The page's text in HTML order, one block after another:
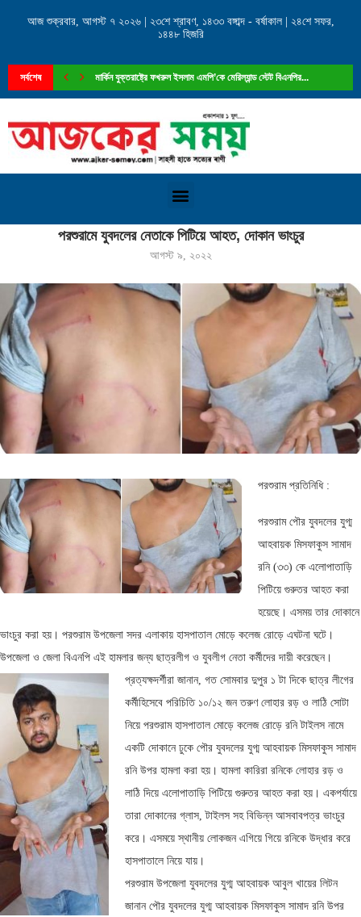
আজ শুক্রবার, আগস্ট ৭ ২০২৬ | ২৩শে শ্রাবণ, ১৪৩৩ বঙ্গাব্দ - বর্ষাকাল | ২৪শে সফর,
১৪৪৮ হিজরি
সর্বশেষ মার্কিন যুক্তরাষ্ট্রে ফখরুল ইসলাম এমপি’কে মেরিল্যান্ড স্টেট বিএনপির...
পরশুরামে যুবদলের নেতাকে পিটিয়ে আহত, দোকান ভাংচুর
পরশুরামে যুবদলের নেতাকে পিটিয়ে আহত, দোকান ভাংচুর
আগস্ট ৯, ২০২২
পরশুরাম প্রতিনিধি :
পরশুরাম পৌর যুবদলের যুগ্ম
আহবায়ক মিসফাকুস সামাদ
রনি (৩৩) কে এলোপাতাড়ি
পিটিয়ে গুরুতর আহত করা
হয়েছে। এসময় তার দোকানে
ভাংচুর করা হয়। পরশুরাম উপজেলা সদর এলাকায় হাসপাতাল মোড়ে কলেজ রোড়ে এঘটনা ঘটে।
উপজেলা ও জেলা বিএনপি এই হামলার জন্য ছাত্রলীগ ও যুবলীগ নেতা কর্মীদের দায়ী করেছেন।
প্রত্যক্ষদর্শীরা জানান, গত সোমবার দুপুর ১ টা দিকে ছাত্র লীগের
কর্মীহিসেবে পরিচিতি ১০/১২ জন তরুণ লোহার রড় ও লাঠি সোটা
নিয়ে পরশুরাম হাসপাতাল মোড়ে কলেজ রোড়ে রনি টাইলস নামে
একটি দোকানে ঢুকে পৌর যুবদলের যুগ্ম আহবায়ক মিসফাকুস সামাদ
রনি উপর হামলা করা হয়। হামলা কারিরা রনিকে লোহার রড় ও
লাঠি দিয়ে এলোপাতাড়ি পিটিয়ে গুরুতর আহত করা হয়। একপর্যায়ে
তারা দোকানের গ্লাস, টাইলস সহ বিভিন্ন আসবাবপত্র ভাংচুর
করে। এসময়ে স্থানীয় লোকজন এগিয়ে গিয়ে রনিকে উদ্ধার করে
হাসপাতালে নিয়ে যায়।
পরশুরাম উপজেলা যুবদলের যুগ্ম আহবায়ক আবুল খায়ের লিটন
জানান পৌর যুবদলের যুগ্ম আহবায়ক মিসফাকুস সামাদ রনি উপর